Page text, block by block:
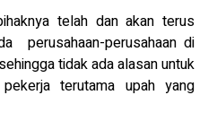
telah dan akan terus
perusahaan-perusahaan di
tidak ada alasan untuk
terutama upah yang